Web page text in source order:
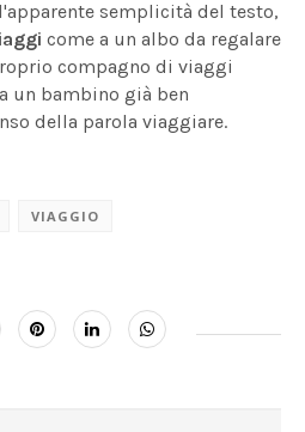
semplicità del testo,
come a un albo da regalare
compagno di viaggi
un bambino già ben
della parola viaggiare.
VIAGGIO